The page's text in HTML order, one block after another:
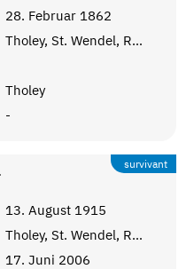
28. Februar 1862
Tholey, St. Wendel, Rheinprvinz
Tholey
-
survivant
13. August 1915
Tholey, St. Wendel, Rheinprovinz
17. Juni 2006